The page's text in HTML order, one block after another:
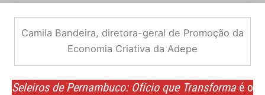
Camila Bandeira, diretora-geral de Promoção da
Economia Criativa da Adepe
Seleiros de Pernambuco: Ofício que Transformaé o